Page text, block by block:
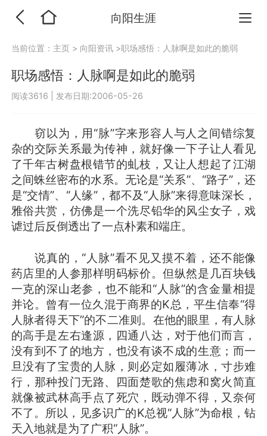
向阳生涯
当前位置： 主页 > 向阳资讯 >职场感悟：人脉啊是如此的脆弱
职场感悟：人脉啊是如此的脆弱
阅读3616 发布日期:2006-05-26
窃以为，用“脉”字来形容人与人之间错综复
杂的交际关系最为传神，就好像一下子让人看见
了千年古树盘根错节的虬枝，又让人想起了江湖
之间蛛丝密布的水系。无论是“关系”、“路子”，还
是“交情”、“人缘”，都不及“人脉”来得意味深长，
雅俗共赏，仿佛是一个洗尽铅华的风尘女子，戏
谑过后反倒透出了一点朴素和端庄。
说真的，“人脉”看不见又摸不着，还不能像
药店里的人参那样明码标价。但纵然是几百块钱
一克的深山老参，也不能和“人脉”的含金量相提
并论。曾有一位久混于商界的K总，平生信奉“得
人脉者得天下”的不二准则。在他的眼里，有人脉
的高手是左右逢源，四通八达，对于他们而言，
没有到不了的地方，也没有谈不成的生意；而一
旦没有了宝贵的人脉，则必定如履薄冰，寸步难
行，那种投门无路、四面楚歌的焦虑和窝火简直
就像被武林高手点了死穴，既动弹不得，又奈何
不了。所以，见多识广的K总视“人脉”为命根，钻
天入地就是为了广积“人脉”。